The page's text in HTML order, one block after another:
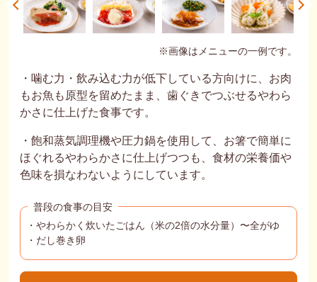
※画像はメニューの一例です。
・噛む力・飲み込む力が低下している方向けに、お肉
もお魚も原型を留めたまま、歯ぐきでつぶせるやわら
かさに仕上げた食事です。
・飽和蒸気調理機や圧力鍋を使用して、お箸で簡単に
ほぐれるやわらかさに仕上げつつも、食材の栄養価や
色味を損なわないようにしています。
普段の食事の目安
・やわらかく炊いたごはん（米の2倍の水分量）〜全がゆ
・だし巻き卵